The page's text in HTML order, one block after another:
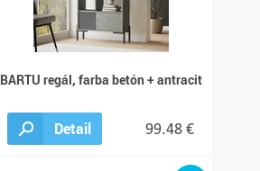
BARTU regál, farba betón + antracit
Detail 99.48 €